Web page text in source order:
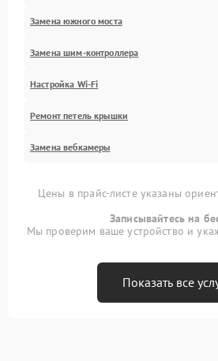
Замена южного моста
Замена шим-контроллера
Настройка Wi-Fi
Ремонт петель крышки
Замена вебкамеры
Цены в прайс-листе указаны
Записывайтесь на
Мы проверим ваше устройство и
Показать все